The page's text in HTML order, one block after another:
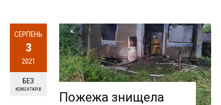
СЕРПЕНЬ
3
2021
БЕЗ
КОМЕНТАРІВ
Пожежа знищела